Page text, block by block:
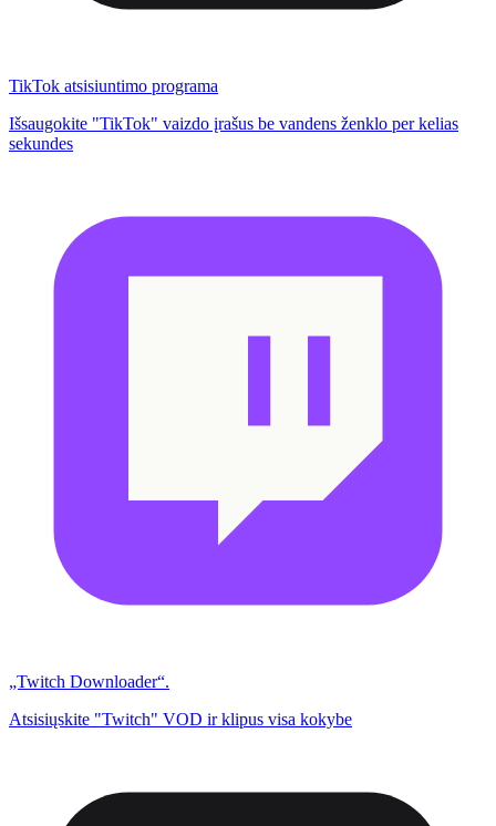
TikTok atsisiuntimo programa
Išsaugokite "TikTok" vaizdo įrašus be vandens ženklo per kelias
sekundes
„Twitch Downloader“.
Atsisiųskite "Twitch" VOD ir klipus visa kokybe